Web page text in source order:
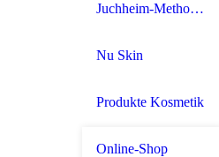
Juchheim-Methode Effektkosmetik
Nu Skin
Produkte Kosmetik
Online-Shop